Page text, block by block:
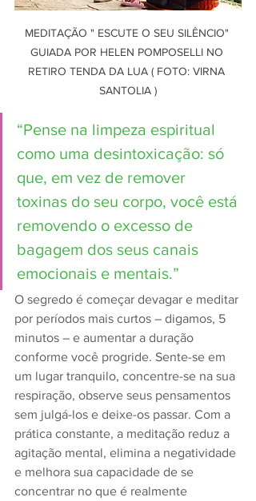
MEDITAÇÃO " ESCUTE O SEU SILÊNCIO"
GUIADA POR HELEN POMPOSELLI NO
RETIRO TENDA DA LUA ( FOTO: VIRNA
SANTOLIA )
“Pense na limpeza espiritual
como uma desintoxicação: só
que, em vez de remover
toxinas do seu corpo, você está
removendo o excesso de
bagagem dos seus canais
emocionais e mentais.”
O segredo é começar devagar e meditar
por períodos mais curtos – digamos, 5
minutos – e aumentar a duração
conforme você progride. Sente-se em
um lugar tranquilo, concentre-se na sua
respiração, observe seus pensamentos
sem julgá-los e deixe-os passar. Com a
prática constante, a meditação reduz a
agitação mental, elimina a negatividade
e melhora sua capacidade de se
concentrar no que é realmente